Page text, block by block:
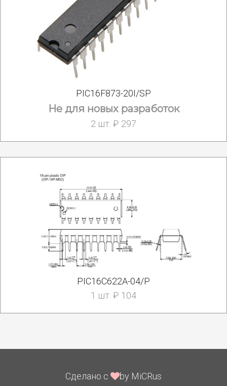
PIC16F873-20I/SP
Не для новых разработок
2 шт. ₽ 297
PIC16C622A-04/P
1 шт. ₽ 104
Сделано с by MiCRus